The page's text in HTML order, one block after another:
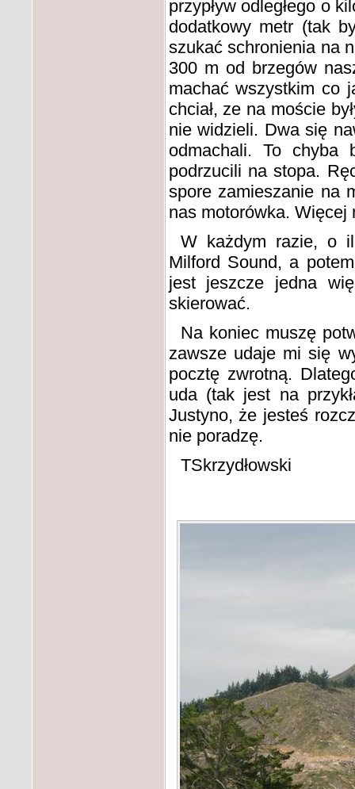
przypływ odległego o
dodatkowy metr (tak
szukać schronienia na
300 m od brzegów
machać wszystkim co
chciał, ze na moście
nie widzieli. Dwa się
odmachali. To
podrzucili na stopa.
spore zamieszanie na
nas motorówka. Więcej
W każdym razie, o
Milford Sound, a
jest jeszcze jedna
skierować.
Na koniec muszę
zawsze udaje mi się
pocztę zwrotną.
uda (tak jest na
Justyno, że jesteś
nie poradzę.
TSkrzydłowski